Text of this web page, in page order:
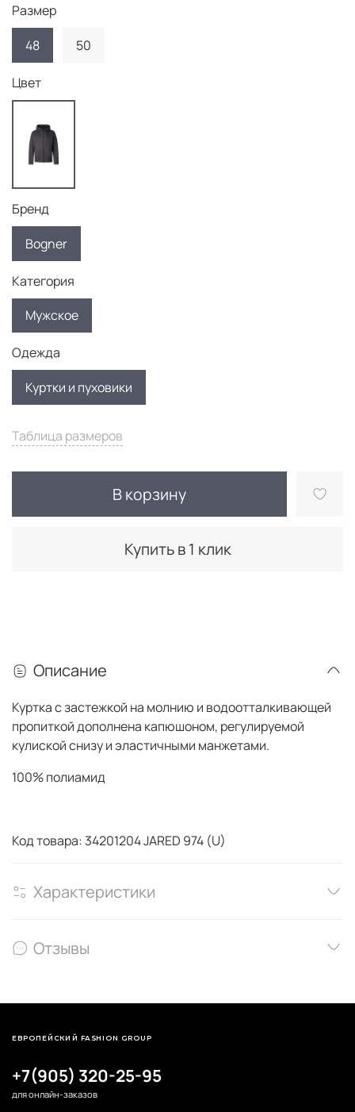
Таблица размеров
В корзину
Купить в 1 клик
Размер
48
50
Цвет
Бренд
Bogner
Категория
Мужское
Одежда
Куртки и пуховики
Описание
Куртка с застежкой на молнию и водоотталкивающей
пропиткой дополнена капюшоном, регулируемой
кулиской снизу и эластичными манжетами.
100% полиамид
Код товара: 34201204 JARED 974 (U)
Характеристики
Отзывы
+7(905) 320-25-95
для онлайн-заказов
ЕВРОПЕЙСКИЙ FASHION GROUP